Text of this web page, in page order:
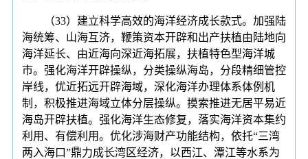
（33）建立科学高效的海洋经济成长款式。加强陆
海统筹、山海互济，鞭策资本开辟和出产扶植由陆地向
海洋延长、由近海向深近海拓展，扶植特色型海洋城
市。强化海洋开辟操纵，分类操纵海岛，分段精细管控
岸线，优近拓远开辟海域，深化海洋办理体系体例机
制，积极推进海域立体分层操纵。摸索推进无居平易近
海岛开辟扶植。强化海洋生态修复，落实海洋资本集约
利用、有偿利用。优化涉海财产功能结构，依托“三湾
两入海口”鼎力成长湾区经济，以西江、潭江等水系为